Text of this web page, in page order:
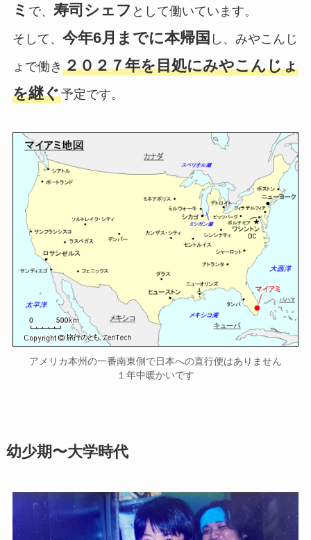
ミ で、 寿司シェフ として働いています。
そして、 今年6月までに本帰国 し、みやこんじ
ょで働き ２０２７年を目処にみやこんじょ
を継ぐ予定です。
アメリカ本州の一番南東側で日本への直行便はありません
１年中暖かいです
幼少期〜大学時代